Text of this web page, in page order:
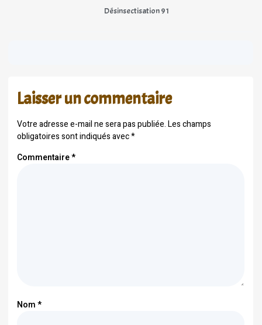
Désinsectisation 91
Laisser un commentaire
Votre adresse e-mail ne sera pas publiée.Les champs
obligatoires sont indiqués avec*
Commentaire*
Nom*